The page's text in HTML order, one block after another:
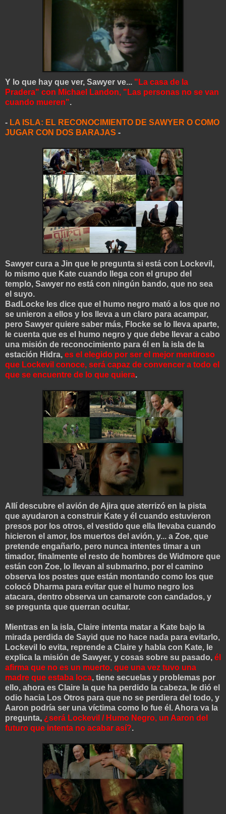
Y lo que hay que ver, Sawyer ve... "La casa de la
Pradera" con Michael Landon, "Las personas no se van
cuando mueren".
- LA ISLA: EL RECONOCIMIENTO DE SAWYER O COMO
JUGAR CON DOS BARAJAS -
Sawyer cura a Jin que le pregunta si está con Lockevil,
lo mismo que Kate cuando llega con el grupo del
templo, Sawyer no está con ningún bando, que no sea
el suyo.
BadLocke les dice que el humo negro mató a los que no
se unieron a ellos y los lleva a un claro para acampar,
pero Sawyer quiere saber más, Flocke se lo lleva aparte,
le cuenta que es el humo negro y que debe llevar a cabo
una misión de reconocimiento para él en la isla de la
estación Hidra, es el elegido por ser el mejor mentiroso
que Lockevil conoce, será capaz de convencer a todo el
que se encuentre de lo que quiera.
Allí descubre el avión de Ajira que aterrizó en la pista
que ayudaron a construir Kate y él cuando estuvieron
presos por los otros, el vestido que ella llevaba cuando
hicieron el amor, los muertos del avión, y... a Zoe, que
pretende engañarlo, pero nunca intentes timar a un
timador, finalmente el resto de hombres de Widmore que
están con Zoe, lo llevan al submarino, por el camino
observa los postes que están montando como los que
colocó Dharma para evitar que el humo negro los
atacara, dentro observa un camarote con candados, y
se pregunta que querran ocultar.
Mientras en la isla, Claire intenta matar a Kate bajo la
mirada perdida de Sayid que no hace nada para evitarlo,
Lockevil lo evita, reprende a Claire y habla con Kate, le
explica la misión de Sawyer, y cosas sobre su pasado, él
afirma que no es un muerto, que una vez tuvo una
madre que estaba loca, tiene secuelas y problemas por
ello, ahora es Claire la que ha perdido la cabeza, le dió el
odio hacia Los Otros para que no se perdiera del todo, y
Aaron podría ser una víctima como lo fue él. Ahora va la
pregunta, ¿será Lockevil / Humo Negro, un Aaron del
futuro que intenta no acabar así?.